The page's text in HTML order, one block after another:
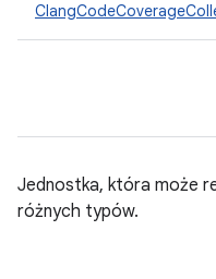
Jednostka, która może
różnych typów.